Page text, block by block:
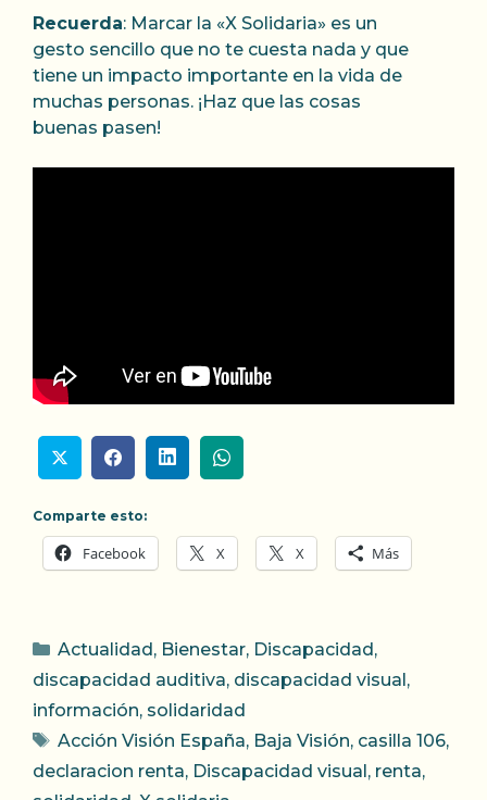
Recuerda: Marcar la «X Solidaria» es un
gesto sencillo que no te cuesta nada y que
tiene un impacto importante en la vida de
muchas personas. ¡Haz que las cosas
buenas pasen!
Comparte esto:
Facebook X X Más
Categorías
Actualidad, Bienestar, Discapacidad,
discapacidad auditiva, discapacidad visual,
información, solidaridad
Etiquetas
Acción Visión España, Baja Visión, casilla 106,
declaracion renta, Discapacidad visual, renta,